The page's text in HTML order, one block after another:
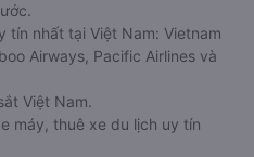
tín nhất tại Việt Nam: Vietnam
Airways, Pacific Airlines và
Việt Nam.
máy, thuê xe du lịch uy tín